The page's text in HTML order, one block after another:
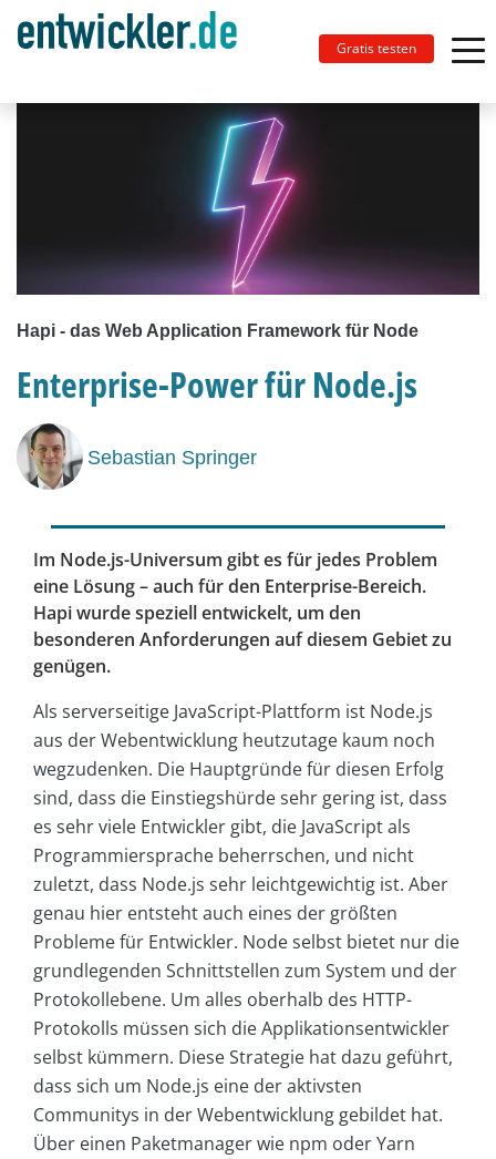
Gratis testen
Hapi - das Web Application Framework für Node
Enterprise-Power für Node.js
Sebastian Springer
Im Node.js-Universum gibt es für jedes Problem
eine Lösung – auch für den Enterprise-Bereich.
Hapi wurde speziell entwickelt, um den
besonderen Anforderungen auf diesem Gebiet zu
genügen.
Als serverseitige JavaScript-Plattform ist Node.js
aus der Webentwicklung heutzutage kaum noch
wegzudenken. Die Hauptgründe für diesen Erfolg
sind, dass die Einstiegshürde sehr gering ist, dass
es sehr viele Entwickler gibt, die JavaScript als
Programmiersprache beherrschen, und nicht
zuletzt, dass Node.js sehr leichtgewichtig ist. Aber
genau hier entsteht auch eines der größten
Probleme für Entwickler. Node selbst bietet nur die
grundlegenden Schnittstellen zum System und der
Protokollebene. Um alles oberhalb des HTTP-
Protokolls müssen sich die Applikationsentwickler
selbst kümmern. Diese Strategie hat dazu geführt,
dass sich um Node.js eine der aktivsten
Communitys in der Webentwicklung gebildet hat.
Über einen Paketmanager wie npm oder Yarn